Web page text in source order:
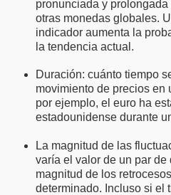
pronunciada y
otras monedas globales.
indicador aumenta la
la tendencia actual.
Duración: cuánto tiempo
movimiento de precios en
por ejemplo, el euro ha
estadounidense durante
La magnitud de las
varía el valor de un par de
magnitud de los
determinado. Incluso si el